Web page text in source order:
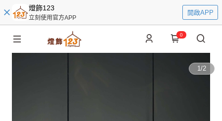
燈飾123
立刻使用官方APP
開啟APP
0
1/2